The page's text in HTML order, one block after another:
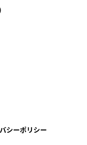
シーポリシー